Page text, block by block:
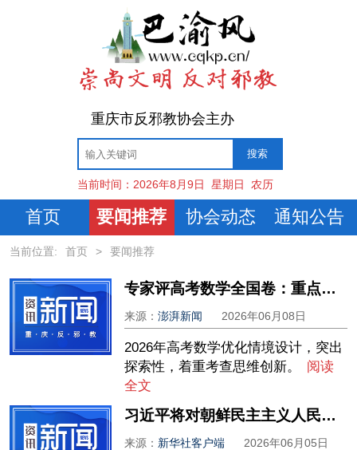
重庆市反邪教协会主办
当前时间： 2026年8月9日 星期日 农历
首页 要闻推荐 协会动态 通知公告
当前位置: 首页 > 要闻推荐
专家评高考数学全国卷：重点考查逻辑推理等关键能力，减少机械计算
来源：澎湃新闻 2026年06月08日
2026年高考数学优化情境设计，突出
探索性，着重考查思维创新。
阅读
全文
习近平将对朝鲜民主主义人民共和国进行国事访问
来源： 新华社客户端 2026年06月05日